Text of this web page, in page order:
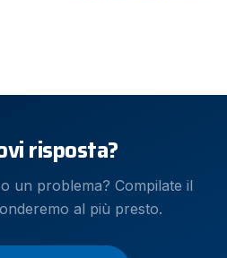
risposta?
un problema? Compilate il
al più presto.